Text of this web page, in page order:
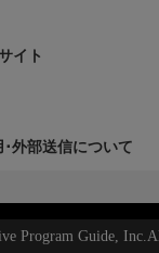
イト
外部送信について
Program Guide,